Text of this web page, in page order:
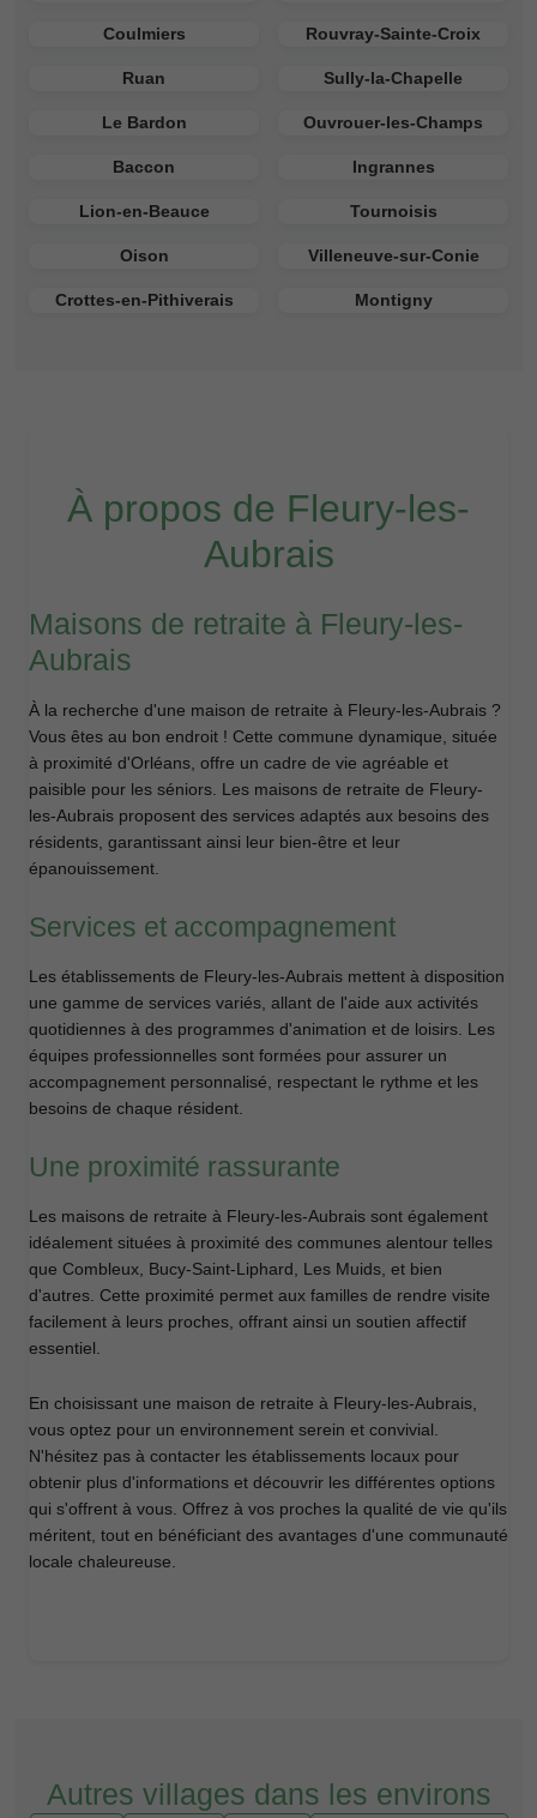
Coulmiers Rouvray-Sainte-Croix
Ruan Sully-la-Chapelle
Le Bardon Ouvrouer-les-Champs
Baccon Ingrannes
Lion-en-Beauce Tournoisis
Oison Villeneuve-sur-Conie
Crottes-en-Pithiverais Montigny
À propos de Fleury-les-
Aubrais
Maisons de retraite à Fleury-les-
Aubrais
À la recherche d'une maison de retraite à Fleury-les-Aubrais ?
Vous êtes au bon endroit ! Cette commune dynamique, située
à proximité d'Orléans, offre un cadre de vie agréable et
paisible pour les séniors. Les maisons de retraite de Fleury-
les-Aubrais proposent des services adaptés aux besoins des
résidents, garantissant ainsi leur bien-être et leur
épanouissement.
Services et accompagnement
Les établissements de Fleury-les-Aubrais mettent à disposition
une gamme de services variés, allant de l'aide aux activités
quotidiennes à des programmes d'animation et de loisirs. Les
équipes professionnelles sont formées pour assurer un
accompagnement personnalisé, respectant le rythme et les
besoins de chaque résident.
Une proximité rassurante
Les maisons de retraite à Fleury-les-Aubrais sont également
idéalement situées à proximité des communes alentour telles
que Combleux, Bucy-Saint-Liphard, Les Muids, et bien
d'autres. Cette proximité permet aux familles de rendre visite
facilement à leurs proches, offrant ainsi un soutien affectif
essentiel.
En choisissant une maison de retraite à Fleury-les-Aubrais,
vous optez pour un environnement serein et convivial.
N'hésitez pas à contacter les établissements locaux pour
obtenir plus d'informations et découvrir les différentes options
qui s'offrent à vous. Offrez à vos proches la qualité de vie qu'ils
méritent, tout en bénéficiant des avantages d'une communauté
locale chaleureuse.
Autres villages dans les environs